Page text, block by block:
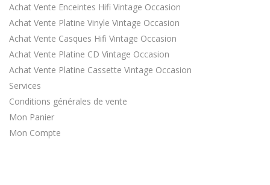
Achat Vente Enceintes Hifi Vintage Occasion
Achat Vente Platine Vinyle Vintage Occasion
Achat Vente Casques Hifi Vintage Occasion
Achat Vente Platine CD Vintage Occasion
Achat Vente Platine Cassette Vintage Occasion
Services
Conditions générales de vente
Mon Panier
Mon Compte